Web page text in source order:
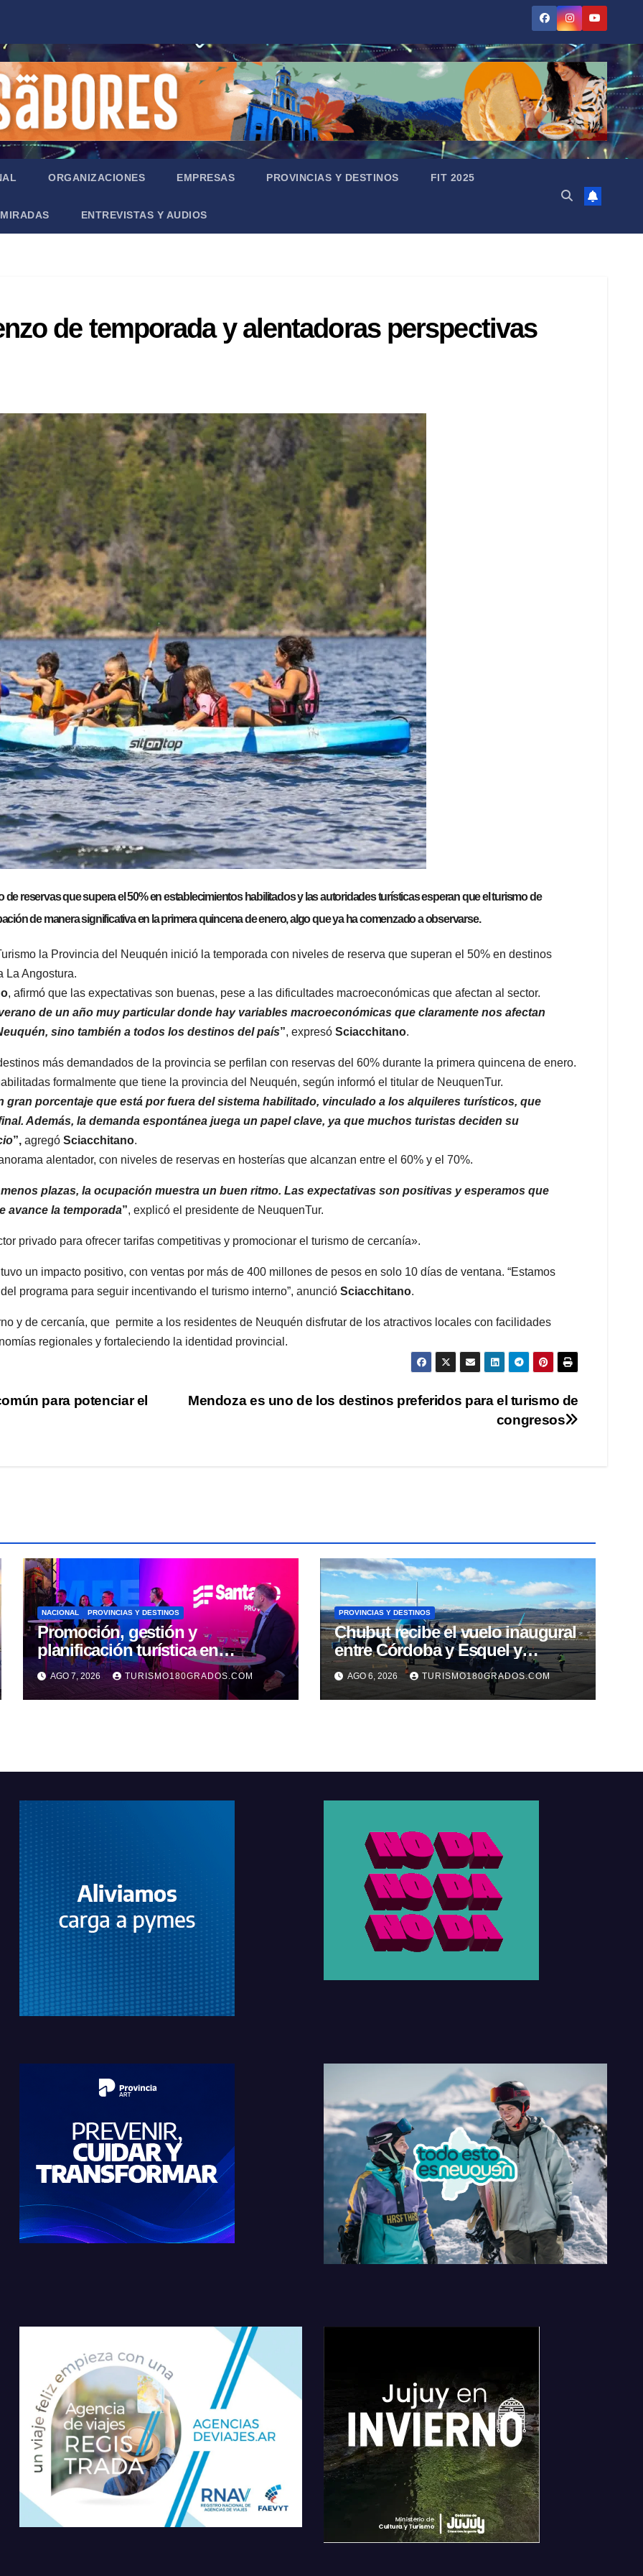
ORGANIZACIONES EMPRESAS PROVINCIAS Y DESTINOS FIT 2025
MIRADAS ENTREVISTAS Y AUDIOS
de temporada y alentadoras perspectivas
reservas que supera el 50% en establecimientos habilitados y las autoridades turísticas esperan que el turismo de
de manera significativa en la primera quincena de enero, algo que ya ha comenzado a observarse.
la Provincia del Neuquén inició la temporada con niveles de reserva que superan el 50% en destinos
La Angostura.
, afirmó que las expectativas son buenas, pese a las dificultades macroeconómicas que afectan al sector.
de un año muy particular donde hay variables macroeconómicas que claramente nos afectan
sino también a todos los destinos del país”, expresó Sciacchitano.
más demandados de la provincia se perfilan con reservas del 60% durante la primera quincena de enero.
formalmente que tiene la provincia del Neuquén, según informó el titular de NeuquenTur.
gran porcentaje que está por fuera del sistema habilitado, vinculado a los alquileres turísticos, que
Además, la demanda espontánea juega un papel clave, ya que muchos turistas deciden su
”, agregó Sciacchitano.
alentador, con niveles de reservas en hosterías que alcanzan entre el 60% y el 70%.
plazas, la ocupación muestra un buen ritmo. Las expectativas son positivas y esperamos que
avance la temporada”, explicó el presidente de NeuquenTur.
privado para ofrecer tarifas competitivas y promocionar el turismo de cercanía».
un impacto positivo, con ventas por más de 400 millones de pesos en solo 10 días de ventana. “Estamos
programa para seguir incentivando el turismo interno”, anunció Sciacchitano.
y de cercanía, que permite a los residentes de Neuquén disfrutar de los atractivos locales con facilidades
regionales y fortaleciendo la identidad provincial.
Mendoza es uno de los destinos preferidos para el turismo de
congresos
para potenciar el
NACIONAL PROVINCIAS Y DESTINOS
Promoción, gestión y
planificación turística en
recargada agenda santafesina en
Buenos Aires
AGO 7, 2026 TURISMO180GRADOS.COM
PROVINCIAS Y DESTINOS
Chubut recibe el vuelo inaugural
entre Córdoba y Esquel y
fortalece la promoción turística
de la cordillera
AGO 6, 2026 TURISMO180GRADOS.COM